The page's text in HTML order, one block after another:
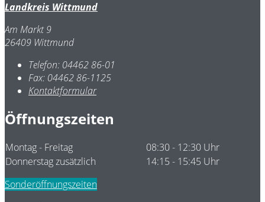
Landkreis Wittmund
Am Markt 9
26409 Wittmund
Telefon: 04462 86-01
Fax: 04462 86-1125
Kontaktformular
Öffnungszeiten
Montag - Freitag
08:30 - 12:30 Uhr
Donnerstag zusätzlich
14:15 - 15:45 Uhr
Sonderöffnungszeiten